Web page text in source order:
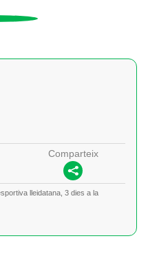
Comparteix
lleidatana, 3 dies a la